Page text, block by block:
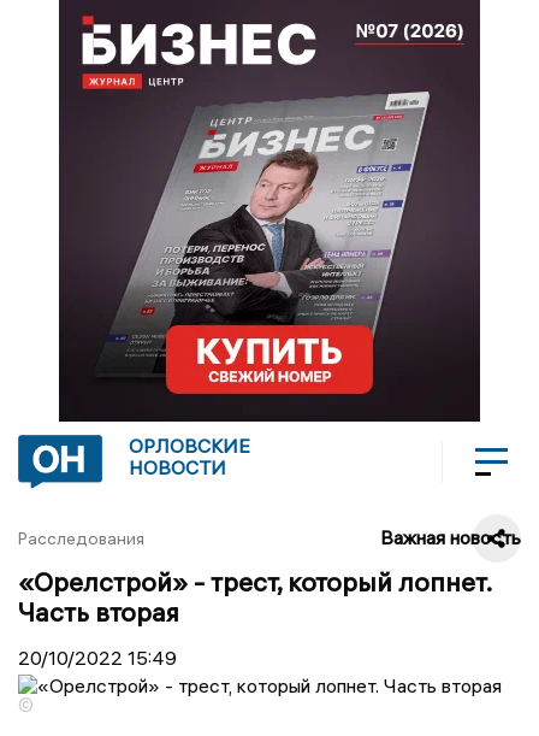
ОРЛОВСКИЕ
НОВОСТИ
Расследования Важная новость
«Орелстрой» - трест, который лопнет.
Часть вторая
20/10/2022 15:49
©